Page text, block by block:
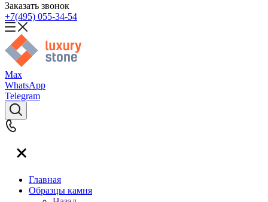
Заказать звонок
+7(495) 055-34-54
Max
WhatsApp
Telegram
Главная
Образцы камня